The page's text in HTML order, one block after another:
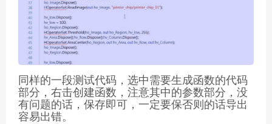
同样的一段测试代码，选中需要生成函数的代码
部分，右击创建函数，注意其中的参数部分，没
有问题的话，保存即可，一定要保否则的话导出
容易出错。